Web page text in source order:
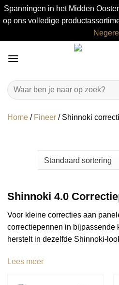
Spanningen in het Midden
op ons volledige
naar
Zoeken
naar:
Home / Fineer / Shinnoki
Shinnoki 4.0
Voor kleine correcties aan
correctiepennen in bijpassende
herstelt in dezelfde Shinnoki-
het originele paneel.
Lees meer